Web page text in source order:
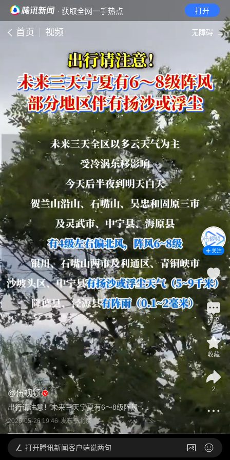
· 获取全网一手热点 打开
首页 视频 无障碍
@伍视频
出行请注意！未来三天宁夏有6～8级阵风
2026-05-26 19:46 发布于北京
关注
2
评论
收藏
2
打开腾讯新闻客户端说两句